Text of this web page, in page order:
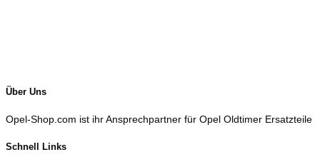
Über Uns
Opel-Shop.com ist ihr Ansprechpartner für Opel Oldtimer Ersatzteile
Schnell Links